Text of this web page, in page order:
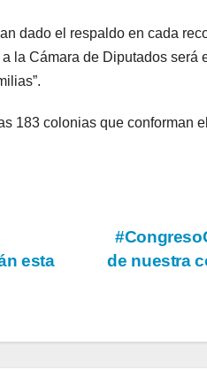
dado el respaldo en cada
la Cámara de Diputados
183 colonias que conforman
de nuestra
esta